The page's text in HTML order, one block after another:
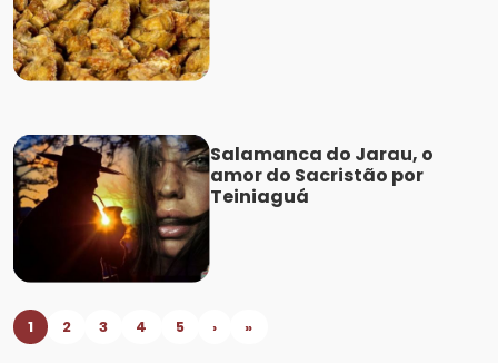
Salamanca do Jarau, o
amor do Sacristão por
Teiniaguá
1 2 3 4 5 › »